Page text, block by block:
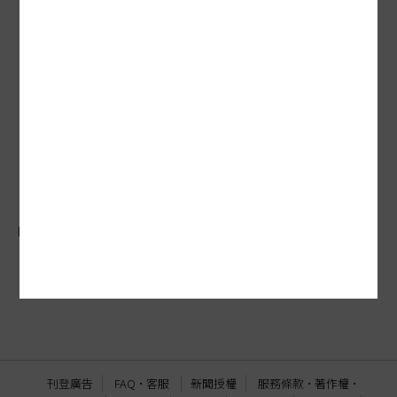
M化車辦案爭議
刊登廣告 FAQ · 客服 新聞授權 服務條款 · 著作權 ·